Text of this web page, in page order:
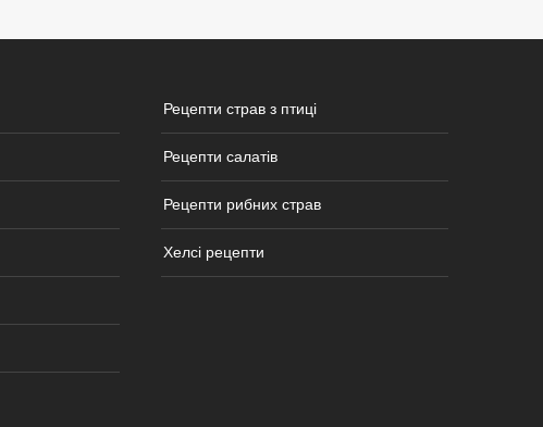
Рецепти страв з птиці
Рецепти салатів
Рецепти рибних страв
Хелсі рецепти